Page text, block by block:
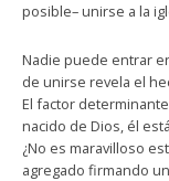
posible– unirse a la
Nadie puede entrar
de unirse revela el
El factor
nacido de Dios, él
¿No es maravilloso
agregado firmando